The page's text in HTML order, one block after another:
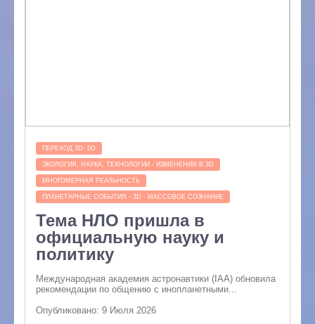
ПЕРЕХОД 3D- 5D
ЭКОЛОГИЯ, НАУКА, ТЕХНОЛОГИИ - ИЗМЕНЕНИЯ В 3D
МНОГОМЕРНАЯ РЕАЛЬНОСТЬ
ПЛАНЕТАРНЫЕ СОБЫТИЯ - 3D - МАССОВОЕ СОЗНАНИЕ
Тема НЛО пришла в
официальную науку и
политику
Международная академия астронавтики (IAA) обновила
рекомендации по общению с инопланетными...
Опубликовано: 9 Июля 2026